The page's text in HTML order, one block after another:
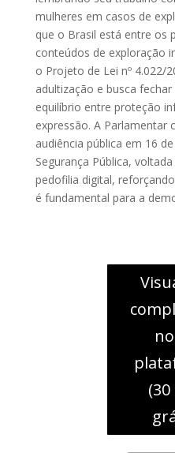
mulheres em casos de
que o Brasil está entre os
conteúdos de exploração
o Projeto de Lei nº 4.022/
adultização e busca
equilíbrio entre proteção
expressão. A Parlamentar
audiência pública em 16
Segurança Pública,
pedofilia digital,
é fundamental para a